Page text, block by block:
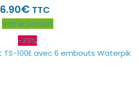
6.90€ TTC
Voir le produit
-33%